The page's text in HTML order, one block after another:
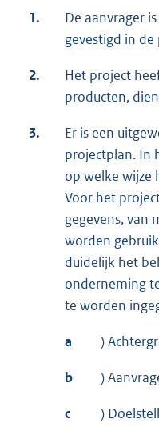
1.
De aanvrager
gevestigd in de
2.
Het project
producten,
3.
Er is een
projectplan. In
op welke wijze
Voor het
gegevens, van
worden
duidelijk het
onderneming
te worden
a )
b )
c
)